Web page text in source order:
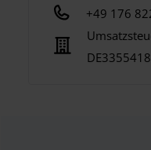
+49 176